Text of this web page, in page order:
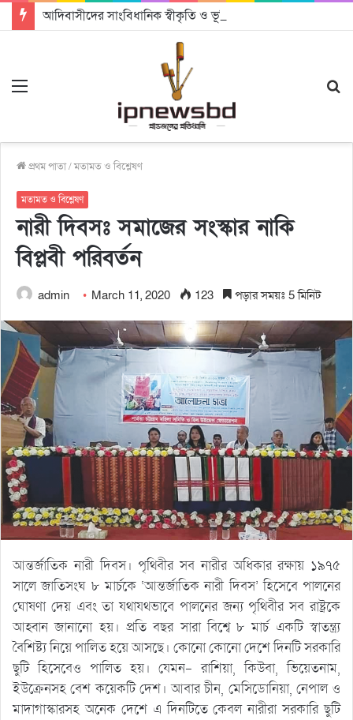
প্রথম পাতা/মতামত ও বিশ্লেষণ
মতামত ও বিশ্লেষণ
নারী দিবসঃ সমাজের সংস্কার নাকি
বিপ্লবী পরিবর্তন
admin March 11, 2020 123 পড়ার সময়ঃ 5 মিনিট
আন্তর্জাতিক নারী দিবস। পৃথিবীর সব নারীর অধিকার রক্ষায় ১৯৭৫
সালে জাতিসংঘ ৮ মার্চকে ‘আন্তর্জাতিক নারী দিবস’ হিসেবে পালনের
ঘোষণা দেয় এবং তা যথাযথভাবে পালনের জন্য পৃথিবীর সব রাষ্ট্রকে
আহ্বান জানানো হয়। প্রতি বছর সারা বিশ্বে ৮ মার্চ একটি স্বাতন্ত্র্য
বৈশিষ্ট্য নিয়ে পালিত হয়ে আসছে। কোনো কোনো দেশে দিনটি সরকারি
ছুটি হিসেবেও পালিত হয়। যেমন- রাশিয়া, কিউবা, ভিয়েতনাম,
ইউক্রেনসহ বেশ কয়েকটি দেশ। আবার চীন, মেসিডোনিয়া, নেপাল ও
মাদাগাস্কারসহ অনেক দেশে এ দিনটিতে কেবল নারীরা সরকারি ছুটি